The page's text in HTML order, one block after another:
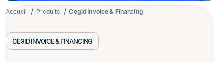
Accueil Produits Cegid Invoice & Financing
CEGID INVOICE & FINANCING